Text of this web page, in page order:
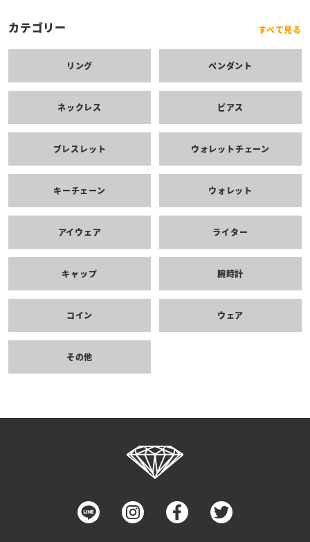
カテゴリー すべて見る
リング ペンダント
ネックレス ピアス
ブレスレット ウォレットチェーン
キーチェーン ウォレット
アイウェア ライター
キャップ 腕時計
コイン ウェア
その他